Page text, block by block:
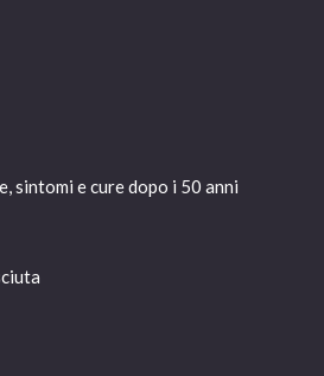
sintomi e cure dopo i 50 anni